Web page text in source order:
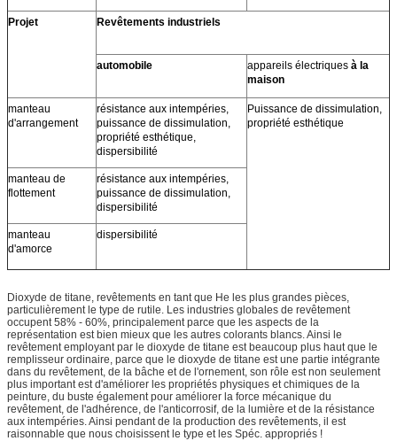
Projet Revêtements industriels
automobile appareils électriques à la
maison
manteau
d'arrangement
résistance aux intempéries,
puissance de dissimulation,
propriété esthétique,
dispersibilité
Puissance de dissimulation,
propriété esthétique
manteau de
flottement
résistance aux intempéries,
puissance de dissimulation,
dispersibilité
manteau
d'amorce
dispersibilité
Dioxyde de titane, revêtements en tant que He les plus grandes pièces,
particulièrement le type de rutile. Les industries globales de revêtement
occupent 58% - 60%, principalement parce que les aspects de la
représentation est bien mieux que les autres colorants blancs. Ainsi le
revêtement employant par le dioxyde de titane est beaucoup plus haut que le
remplisseur ordinaire, parce que le dioxyde de titane est une partie intégrante
dans du revêtement, de la bâche et de l'ornement, son rôle est non seulement
plus important est d'améliorer les propriétés physiques et chimiques de la
peinture, du buste également pour améliorer la force mécanique du
revêtement, de l'adhérence, de l'anticorrosif, de la lumière et de la résistance
aux intempéries. Ainsi pendant de la production des revêtements, il est
raisonnable que nous choisissent le type et les Spéc. appropriés !